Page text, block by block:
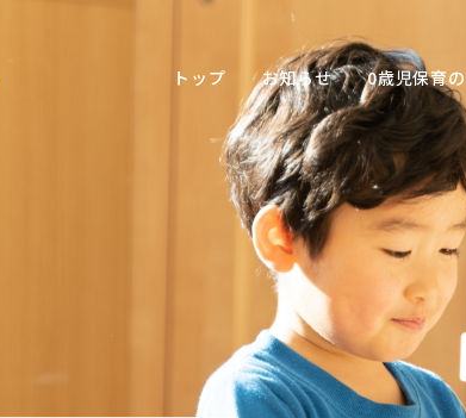
トップ お知らせ 0歳児保育